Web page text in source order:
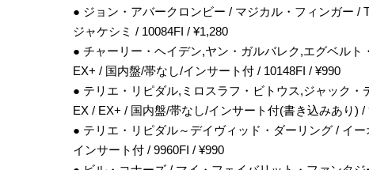
● ジョン・アバークロンビー / マジカル・フィンガー /
ジャケシミ / 10084FI / ¥1,280
● チャーリー・ヘイデン,ヤン・ガルバレク,エグベル
EX+ / 国内盤/帯なし/インサート付 / 10148FI / ¥990
● テリエ・リピダル,ミロスラフ・ビトウス,ジャック
EX / EX+ / 国内盤/帯なし/インサート付(書き込みあり) /
● テリエ・リピダル～デイヴィッド・ダーリング / イ
インサート付 / 9960FI / ¥990